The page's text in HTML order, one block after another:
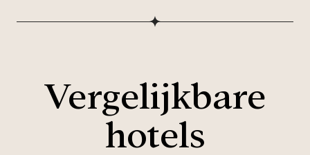
Vergelijkbare
hotels